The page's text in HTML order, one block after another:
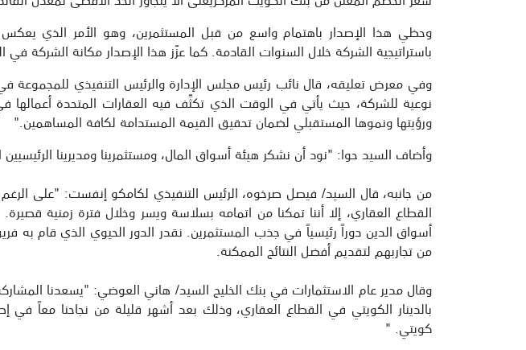
وحظي هذا الإصدار باهتمام واسع من قبل المستثمرين، وهو الأمر الذي يعكس
باستراتيجية الشركة خلال السنوات القادمة. كما عزّز هذا الإصدار مكانة
وفي معرض تعليقه، قال نائب رئيس مجلس الإدارة والرئيس التنفيذي للمجموعة
نوعية للشركة، حيث يأتي في الوقت الذي تكثِّف فيه العقارات المتحدة
ورؤيتها ونموها المستقبلي لضمان تحقيق القيمة المستدامة لكافة المساهمين."
وأضاف السيد حوا: "نود أن نشكر هيئة أسواق المال، ومستثمرينا ومديرينا
من جانبه، قال السيد/ فيصل صرخوه، الرئيس التنفيذي لكامكو إنفست: "على الرغم
القطاع العقاري، إلا أننا تمكنا من اتمامه بسلاسة ويسر وخلال فترة زمنية
أسواق الدين دوراً رئيسياً في جذب المستثمرين. نقدر الدور الحيوي الذي قام به
من تجاربهم لتقديم أفضل النتائج الممكنة.
وقال مدير عام الاستثمارات في بنك الخليج السيد/ هاني العوضي: "يسعدنا
كويتي. "